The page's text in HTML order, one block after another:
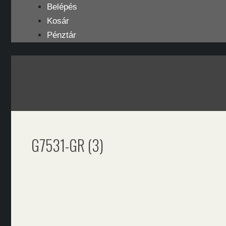
tartalomba
Belépés
Kosár
Pénztár
G7531-GR (3)